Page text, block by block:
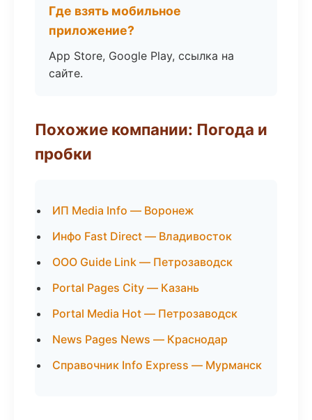
Где взять мобильное
приложение?
App Store, Google Play, ссылка на
сайте.
Похожие компании: Погода и
пробки
ИП Media Info — Воронеж
Инфо Fast Direct — Владивосток
ООО Guide Link — Петрозаводск
Portal Pages City — Казань
Portal Media Hot — Петрозаводск
News Pages News — Краснодар
Справочник Info Express — Мурманск